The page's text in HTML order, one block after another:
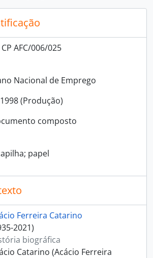
CP AFC/006/025
Nacional de Emprego
1998 (Produção)
composto
papel
Ferreira Catarino
2021)
biográfica
Catarino (Acácio Ferreira